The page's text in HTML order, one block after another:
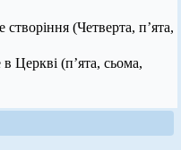
створіння (Четверта, п’ята,
Церкві (п’ята, сьома,